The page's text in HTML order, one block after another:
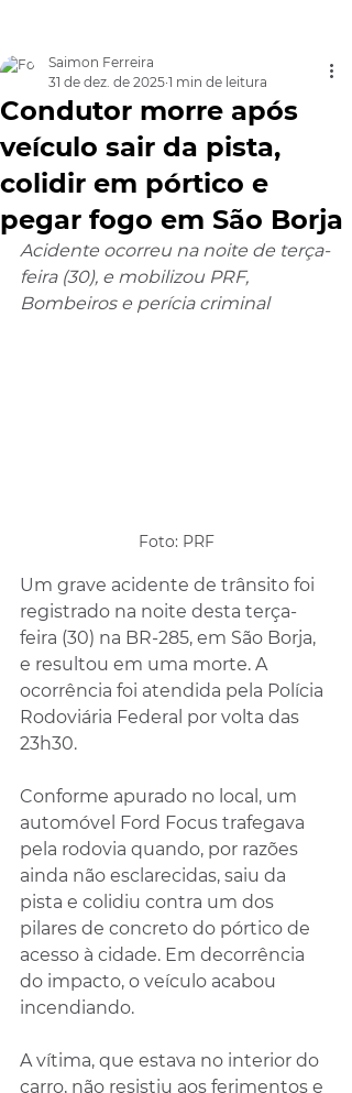
Condutor morre após
veículo sair da pista,
colidir em pórtico e
pegar fogo em São Borja
Saimon Ferreira
31 de dez. de 2025 1 min de leitura
Acidente ocorreu na noite de terça-
feira (30), e mobilizou PRF,
Bombeiros e perícia criminal
Foto: PRF
Um grave acidente de trânsito foi
registrado na noite desta terça-
feira (30) na BR-285, em São Borja,
e resultou em uma morte. A
ocorrência foi atendida pela Polícia
Rodoviária Federal por volta das
23h30.
Conforme apurado no local, um
automóvel Ford Focus trafegava
pela rodovia quando, por razões
ainda não esclarecidas, saiu da
pista e colidiu contra um dos
pilares de concreto do pórtico de
acesso à cidade. Em decorrência
do impacto, o veículo acabou
incendiando.
A vítima, que estava no interior do
carro, não resistiu aos ferimentos e